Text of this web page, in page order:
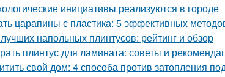
инициативы реализуются в городе
царапины с пластика: 5 эффективных
напольных плинтусов: рейтинг и обзор
плинтус для ламината: советы и
свой дом: 4 способа против затопления